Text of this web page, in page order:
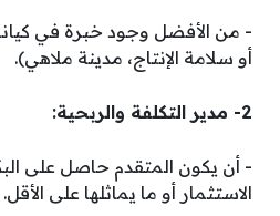
­- من الأفضل وجود خبرة في
أو سلامة الإنتاج، مدينة ملاهي).
2- مدير التكلفة والربحية:
­- أن يكون المتقدم حاصل على
الاستثمار أو ما يماثلها على الأقل.